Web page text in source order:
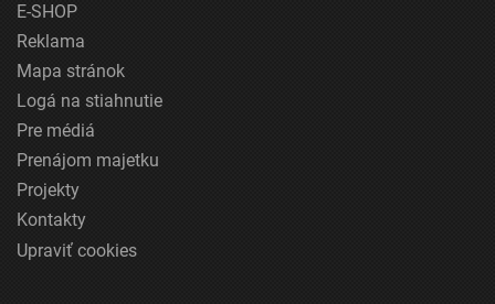
E-SHOP
Reklama
Mapa stránok
Logá na stiahnutie
Pre médiá
Prenájom majetku
Projekty
Kontakty
Upraviť cookies